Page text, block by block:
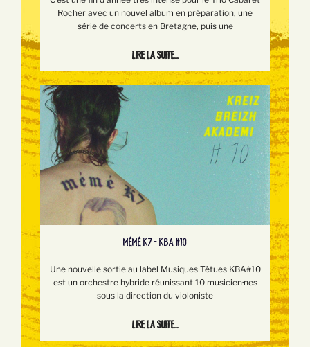
Rocher avec un nouvel album en préparation, une
série de concerts en Bretagne, puis une
Lire la suite...
MÉMÉ K7 - KBA #10
Une nouvelle sortie au label Musiques Têtues KBA#10
est un orchestre hybride réunissant 10 musicien·nes
sous la direction du violoniste
Lire la suite...